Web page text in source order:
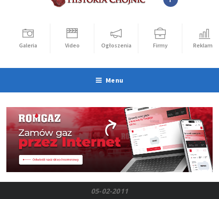
Galeria Video Ogłoszenia Firmy Reklama
Menu
05-02-2011